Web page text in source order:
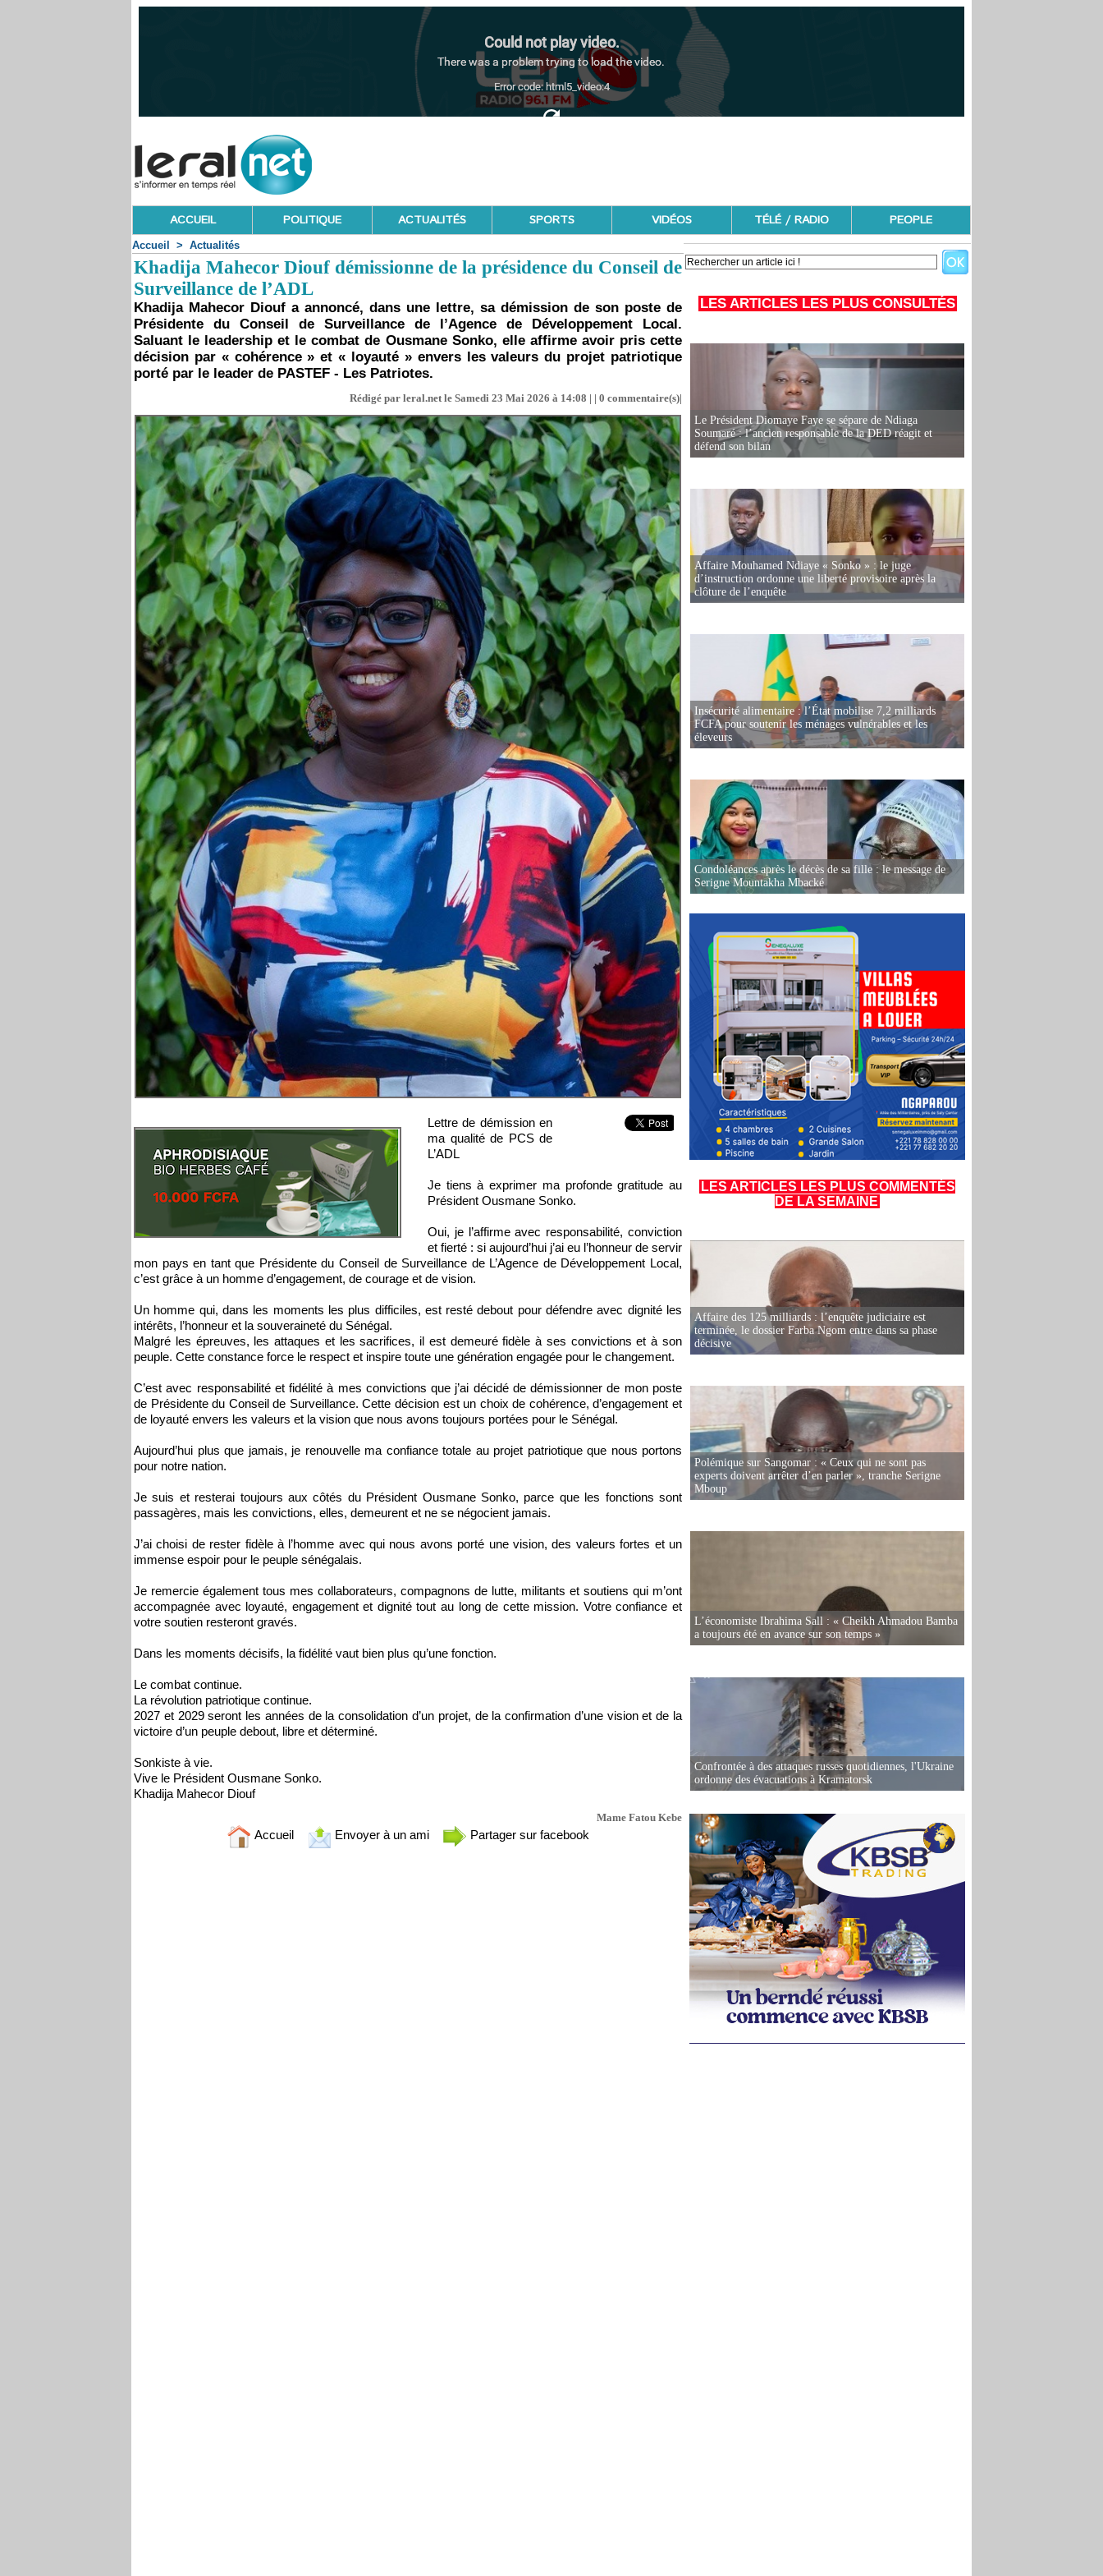
ACCUEIL POLITIQUE ACTUALITÉS SPORTS VIDÉOS TÉLÉ / RADIO PEOPLE
Accueil > Actualités
Khadija Mahecor Diouf démissionne de la présidence du Conseil de
Surveillance de l’ADL
Khadija Mahecor Diouf a annoncé, dans une lettre, sa démission de son poste de
Présidente du Conseil de Surveillance de l’Agence de Développement Local.
Saluant le leadership et le combat de Ousmane Sonko, elle affirme avoir pris cette
décision par « cohérence » et « loyauté » envers les valeurs du projet patriotique
porté par le leader de PASTEF - Les Patriotes.
Rédigé par leral.net le Samedi 23 Mai 2026 à 14:08 | | 0 commentaire(s)|
Lettre de démission en
ma qualité de PCS de
L’ADL
Je tiens à exprimer ma profonde gratitude au
Président Ousmane Sonko.
Oui, je l’affirme avec responsabilité, conviction
et fierté : si aujourd’hui j’ai eu l’honneur de servir
mon pays en tant que Présidente du Conseil de Surveillance de L’Agence de Développement Local,
c’est grâce à un homme d’engagement, de courage et de vision.
Un homme qui, dans les moments les plus difficiles, est resté debout pour défendre avec dignité les
intérêts, l’honneur et la souveraineté du Sénégal.
Malgré les épreuves, les attaques et les sacrifices, il est demeuré fidèle à ses convictions et à son
peuple. Cette constance force le respect et inspire toute une génération engagée pour le changement.
C’est avec responsabilité et fidélité à mes convictions que j’ai décidé de démissionner de mon poste
de Présidente du Conseil de Surveillance. Cette décision est un choix de cohérence, d’engagement et
de loyauté envers les valeurs et la vision que nous avons toujours portées pour le Sénégal.
Aujourd’hui plus que jamais, je renouvelle ma confiance totale au projet patriotique que nous portons
pour notre nation.
Je suis et resterai toujours aux côtés du Président Ousmane Sonko, parce que les fonctions sont
passagères, mais les convictions, elles, demeurent et ne se négocient jamais.
J’ai choisi de rester fidèle à l’homme avec qui nous avons porté une vision, des valeurs fortes et un
immense espoir pour le peuple sénégalais.
Je remercie également tous mes collaborateurs, compagnons de lutte, militants et soutiens qui m’ont
accompagnée avec loyauté, engagement et dignité tout au long de cette mission. Votre confiance et
votre soutien resteront gravés.
Dans les moments décisifs, la fidélité vaut bien plus qu’une fonction.
Le combat continue.
La révolution patriotique continue.
2027 et 2029 seront les années de la consolidation d’un projet, de la confirmation d’une vision et de la
victoire d’un peuple debout, libre et déterminé.
Sonkiste à vie.
Vive le Président Ousmane Sonko.
Khadija Mahecor Diouf
Mame Fatou Kebe
Accueil Envoyer à un ami Partager sur facebook
LES ARTICLES LES PLUS CONSULTÉS
Le Président Diomaye Faye se sépare de Ndiaga
Soumaré : l’ancien responsable de la DED réagit et
défend son bilan
Affaire Mouhamed Ndiaye « Sonko » : le juge
d’instruction ordonne une liberté provisoire après la
clôture de l’enquête
Insécurité alimentaire : l’État mobilise 7,2 milliards
FCFA pour soutenir les ménages vulnérables et les
éleveurs
Condoléances après le décès de sa fille : le message de
Serigne Mountakha Mbacké
LES ARTICLES LES PLUS COMMENTÉS
DE LA SEMAINE
Affaire des 125 milliards : l’enquête judiciaire est
terminée, le dossier Farba Ngom entre dans sa phase
décisive
Polémique sur Sangomar : « Ceux qui ne sont pas
experts doivent arrêter d’en parler », tranche Serigne
Mboup
L’économiste Ibrahima Sall : « Cheikh Ahmadou Bamba
a toujours été en avance sur son temps »
Confrontée à des attaques russes quotidiennes, l'Ukraine
ordonne des évacuations à Kramatorsk